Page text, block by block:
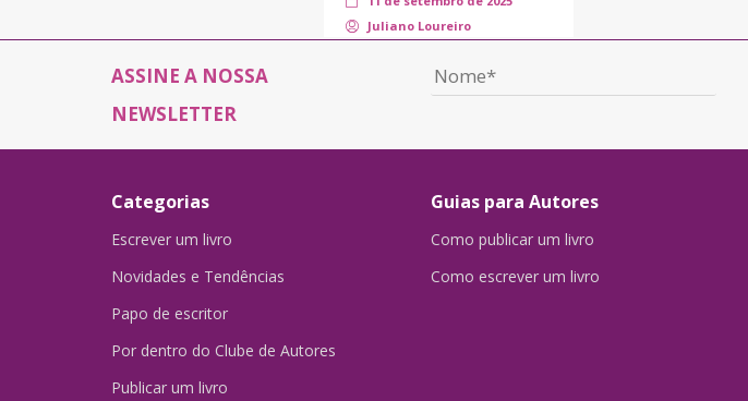
Juliano Loureiro
ASSINE A NOSSA
NEWSLETTER
Categorias
Escrever um livro
Novidades e Tendências
Papo de escritor
Por dentro do Clube de Autores
Publicar um livro
Guias para Autores
Como publicar um livro
Como escrever um livro